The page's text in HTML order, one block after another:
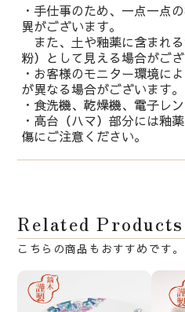
・手仕事のため、一点一点
異がございます。
また、土や釉薬に含まれ
粉）として見える場合がござ
・お客様のモニター環境に
が異なる場合がございます。
・食洗機、乾燥機、電子レ
・高台（ハマ）部分には釉
傷にご注意ください。
Related Products